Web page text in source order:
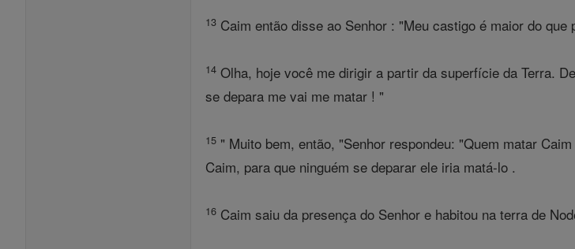
13 Caim então disse ao Senhor : "Meu castigo é maior do que
14 Olha, hoje você me dirigir a partir da superfície da Terra.
se depara me vai me matar ! "
15 " Muito bem, então, "Senhor respondeu: "Quem matar
Caim, para que ninguém se deparar ele iria matá-lo .
16 Caim saiu da presença do Senhor e habitou na terra de